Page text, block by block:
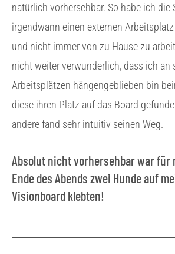
natürlich vorhersehbar. So habe ich die
irgendwann einen externen
und nicht immer von zu Hause zu
nicht weiter verwunderlich, dass ich an
Arbeitsplätzen hängengeblieben bin
diese ihren Platz auf das Board
andere fand sehr intuitiv seinen Weg.
Absolut nicht vorhersehbar war für
Ende des Abends zwei Hunde auf
Visionboard klebten!